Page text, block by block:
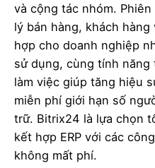
và cộng tác nhóm.
lý bán hàng, khách
hợp cho doanh nghiệp
sử dụng, cùng tính năng
làm việc giúp tăng hiệu
miễn phí giới hạn số
trữ. Bitrix24 là lựa chọn
kết hợp ERP với các
không mất phí.